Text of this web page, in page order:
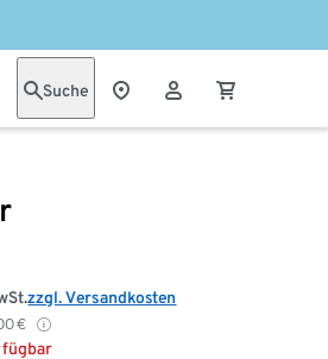
Suche
€
zzgl. Versandkosten